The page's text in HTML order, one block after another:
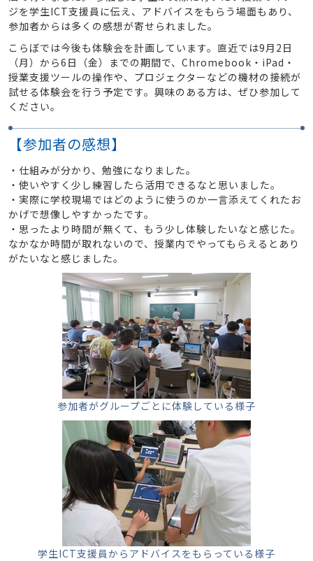
ジを学生ICT支援員に伝え、アドバイスをもらう場面もあり、
参加者からは多くの感想が寄せられました。
こらぼでは今後も体験会を計画しています。直近では9月2日
（月）から6日（金）までの期間で、Chromebook・iPad・
授業支援ツールの操作や、プロジェクターなどの機材の接続が
試せる体験会を行う予定です。興味のある方は、ぜひ参加して
ください。
【参加者の感想】
・仕組みが分かり、勉強になりました。
・使いやすく少し練習したら活用できるなと思いました。
・実際に学校現場ではどのように使うのか一言添えてくれたお
かげで想像しやすかったです。
・思ったより時間が無くて、もう少し体験したいなと感じた。
なかなか時間が取れないので、授業内でやってもらえるとあり
がたいなと感じました。
参加者がグループごとに体験している様子
学生ICT支援員からアドバイスをもらっている様子